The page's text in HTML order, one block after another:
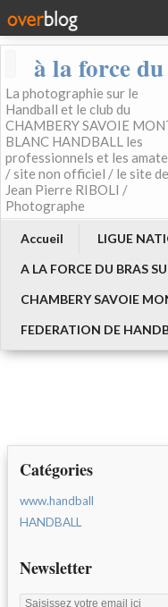
à la force
La photographie sur le
Handball et le club du
CHAMBERY SAVOIE
BLANC HANDBALL les
professionnels et les
/ site non officiel / le site de
Jean Pierre RIBOLI /
Photographe
Accueil
LIGUE
A LA FORCE DU BRAS
CHAMBERY SAVOIE
FEDERATION DE
Catégories
www.handball
HANDBALL
Newsletter